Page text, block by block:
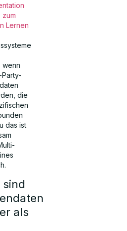
Lernen
wenn
die
das ist
sind
als